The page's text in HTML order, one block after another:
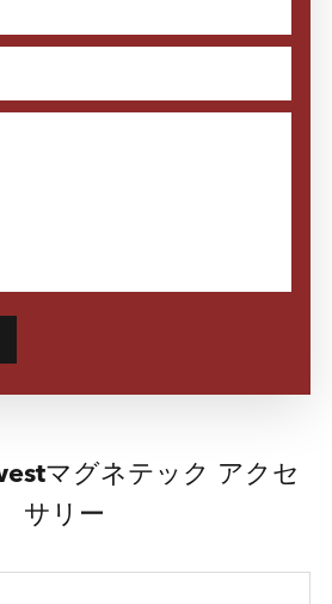
マグネテック アクセ
サリー